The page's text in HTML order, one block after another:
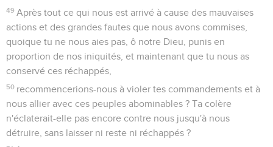
49 Après tout ce qui nous est arrivé à cause des mauvaises
actions et des grandes fautes que nous avons commises,
quoique tu ne nous aies pas, ô notre Dieu, punis en
proportion de nos iniquités, et maintenant que tu nous as
conservé ces réchappés,
50 recommencerions-nous à violer tes commandements et à
nous allier avec ces peuples abominables ? Ta colère
n'éclaterait-elle pas encore contre nous jusqu'à nous
détruire, sans laisser ni reste ni réchappés ?